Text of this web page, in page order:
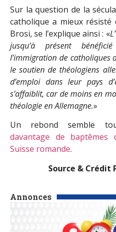
Annonces
Sur la question de la
catholique a mieux résisté
Brosi, se l’explique ainsi : «
jusqu’à présent
l’immigration de catholiques
le soutien de théologiens
d’emploi dans leur pays
s’affaiblit, car de moins en
théologie en Allemagne.»
Un rebond semble
davantage de baptêmes
Suisse romande.
Source & Crédit